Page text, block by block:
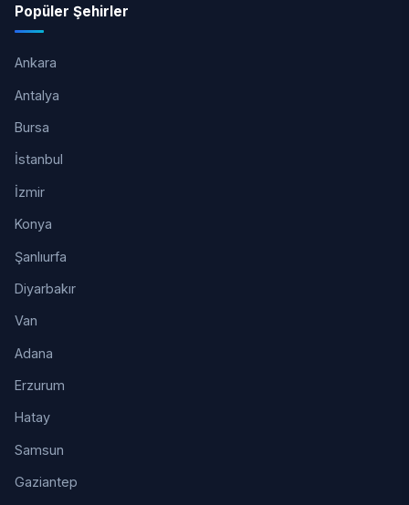
Popüler Şehirler
Ankara
Antalya
Bursa
İstanbul
İzmir
Konya
Şanlıurfa
Diyarbakır
Van
Adana
Erzurum
Hatay
Samsun
Gaziantep